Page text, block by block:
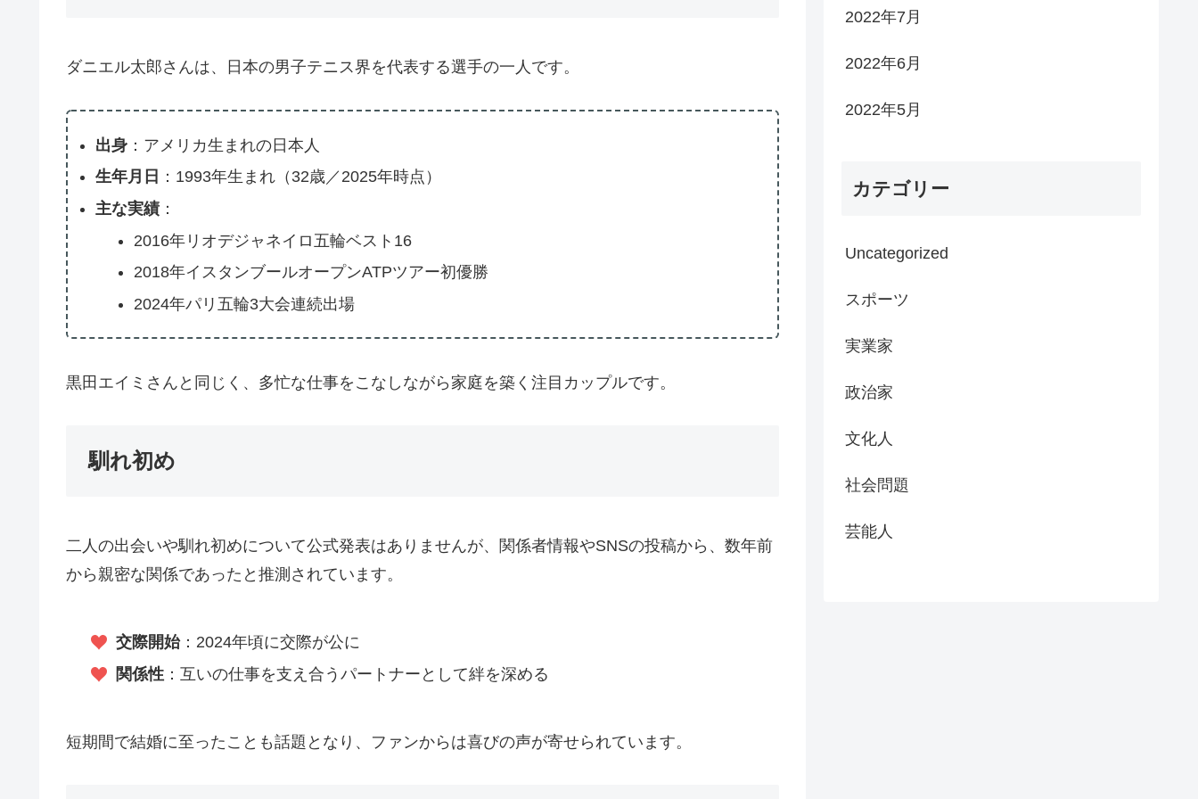
ダニエル太郎さんは、日本の男子テニス界を代表する選手の一人です。
出身：アメリカ生まれの日本人
生年月日 ：1993年生まれ（32歳／2025年時点）
主な実績：
2016年リオデジャネイロ五輪ベスト16
2018年イスタンブールオープンATPツアー初優勝
2024年パリ五輪3大会連続出場
黒田エイミさんと同じく、多忙な仕事をこなしながら家庭を築く注目カップルです。
馴れ初め
二人の出会いや馴れ初めについて公式発表はありませんが、関係者情報やSNSの投稿から、数年前
から親密な関係であったと推測されています。
交際開始：2024年頃に交際が公に
関係性 ：互いの仕事を支え合うパートナーとして絆を深める
短期間で結婚に至ったことも話題となり、ファンからは喜びの声が寄せられています。
2022年7月
2022年6月
2022年5月
カテゴリー
Uncategorized
スポーツ
実業家
政治家
文化人
社会問題
芸能人